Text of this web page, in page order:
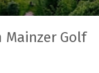
Mainzer Golf